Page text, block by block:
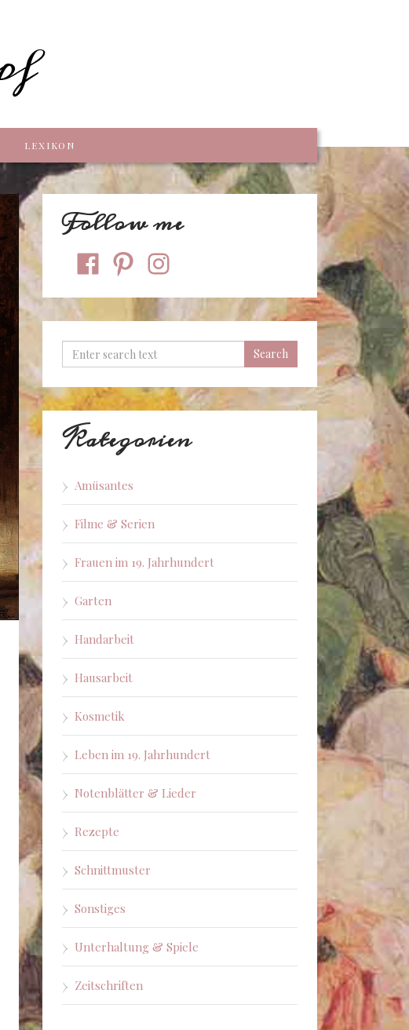
LEXIKON
Follow me
facebookpinterestinstagram
Kategorien
Amüsantes
Filme & Serien
Frauen im 19. Jahrhundert
Garten
Handarbeit
Hausarbeit
Kosmetik
Leben im 19. Jahrhundert
Notenblätter & Lieder
Rezepte
Schnittmuster
Sonstiges
Unterhaltung & Spiele
Zeitschriften